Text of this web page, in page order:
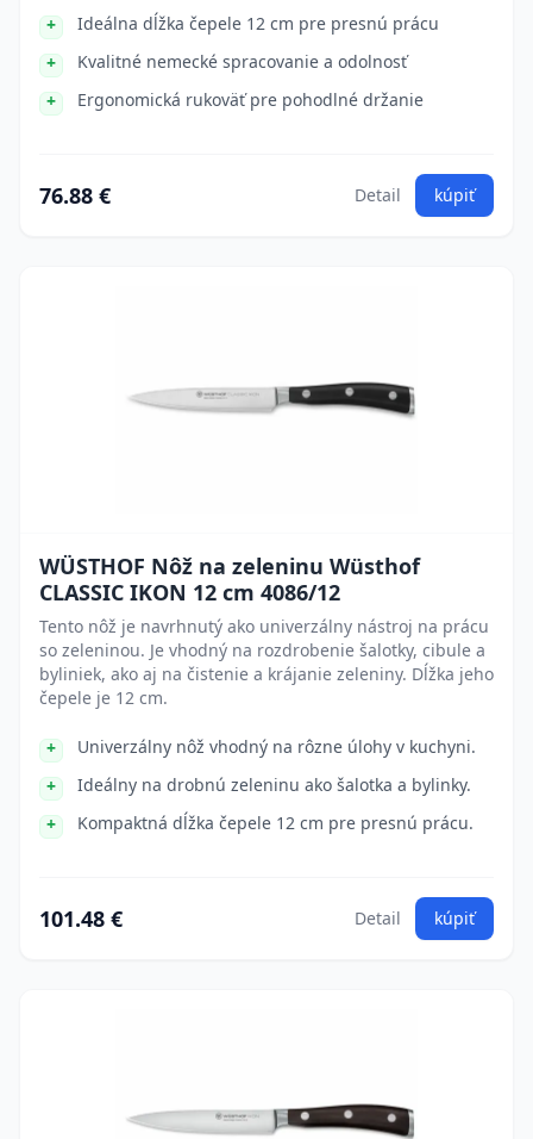
Ideálna dĺžka čepele 12 cm pre presnú prácu
Kvalitné nemecké spracovanie a odolnosť
Ergonomická rukoväť pre pohodlné držanie
76.88 € Detail kúpiť
WÜSTHOF Nôž na zeleninu Wüsthof
CLASSIC IKON 12 cm 4086/12
Tento nôž je navrhnutý ako univerzálny nástroj na prácu
so zeleninou. Je vhodný na rozdrobenie šalotky, cibule a
byliniek, ako aj na čistenie a krájanie zeleniny. Dĺžka jeho
čepele je 12 cm.
Univerzálny nôž vhodný na rôzne úlohy v kuchyni.
Ideálny na drobnú zeleninu ako šalotka a bylinky.
Kompaktná dĺžka čepele 12 cm pre presnú prácu.
101.48 € Detail kúpiť